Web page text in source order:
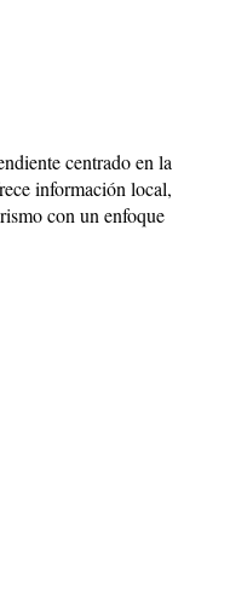
centrado en la
información local,
con un enfoque